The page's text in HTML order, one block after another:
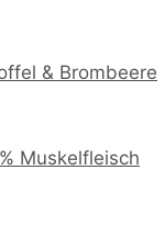
& Brombeere